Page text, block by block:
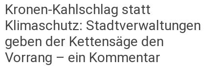
Kronen-Kahlschlag statt
Klimaschutz: Stadtverwaltungen
geben der Kettensäge den
Vorrang – ein Kommentar